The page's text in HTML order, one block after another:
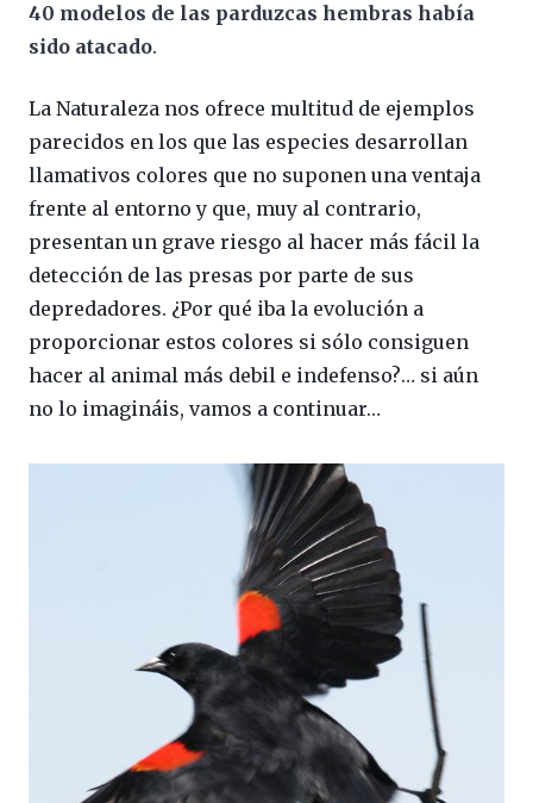
40 modelos de las parduzcas hembras había
sido atacado.
La Naturaleza nos ofrece multitud de ejemplos
parecidos en los que las especies desarrollan
llamativos colores que no suponen una ventaja
frente al entorno y que, muy al contrario,
presentan un grave riesgo al hacer más fácil la
detección de las presas por parte de sus
depredadores. ¿Por qué iba la evolución a
proporcionar estos colores si sólo consiguen
hacer al animal más debil e indefenso?… si aún
no lo imagináis, vamos a continuar…